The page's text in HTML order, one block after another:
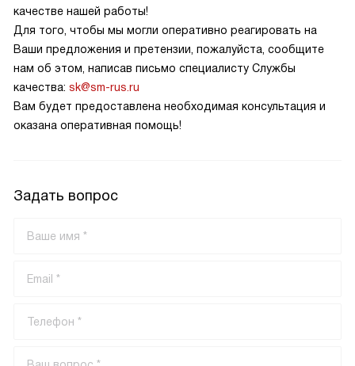
качестве нашей работы!
Для того, чтобы мы могли оперативно реагировать на
Ваши предложения и претензии, пожалуйста, сообщите
нам об этом, написав письмо специалисту Службы
качества: sk@sm-rus.ru
Вам будет предоставлена необходимая консультация и
оказана оперативная помощь!
Задать вопрос